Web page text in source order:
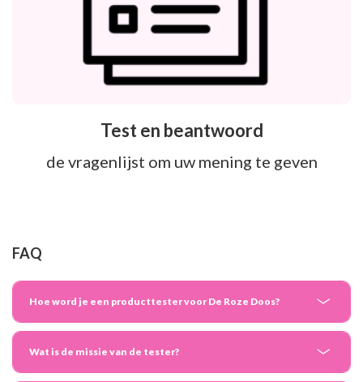
Test en beantwoord
de vragenlijst om uw mening te geven
FAQ
Hoe word je een producttester voor De Roze Doos?
Wat is de missie van de tester?